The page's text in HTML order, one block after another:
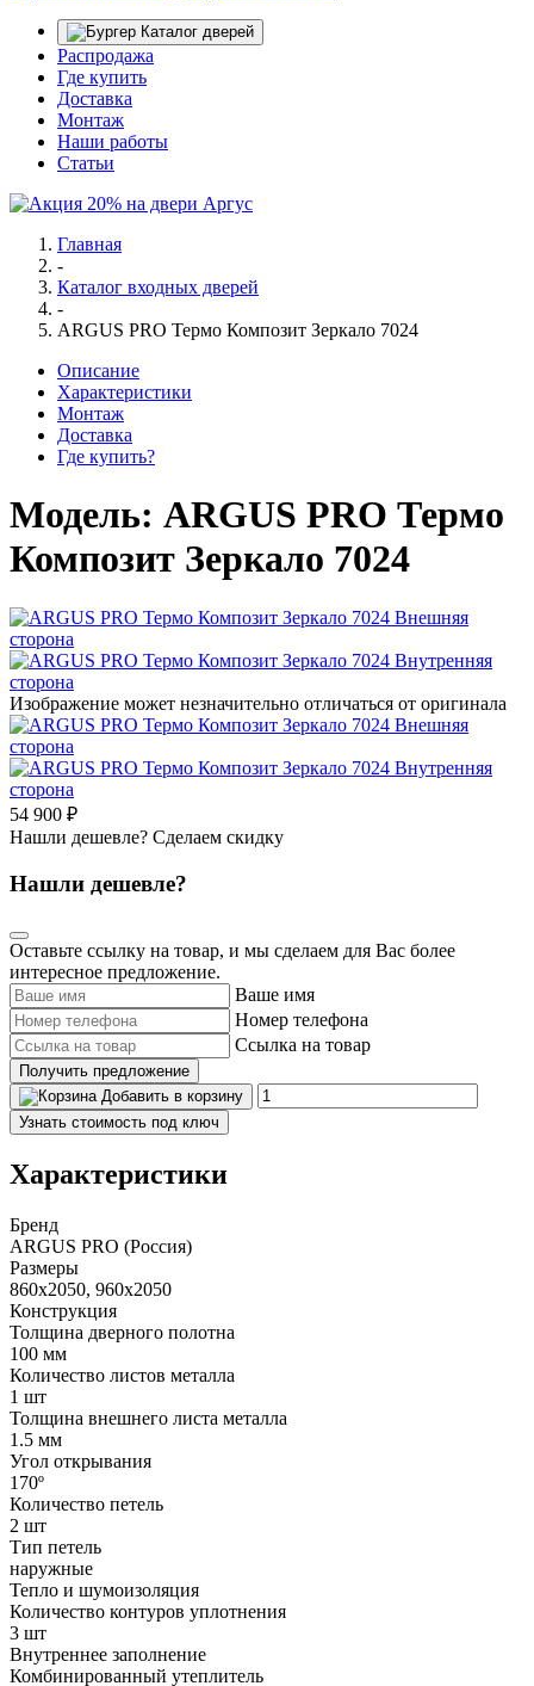
Каталог дверей
Распродажа
Где купить
Доставка
Монтаж
Наши работы
Статьи
Главная
-
Каталог входных дверей
-
ARGUS PRO Термо Композит Зеркало 7024
Описание
Характеристики
Монтаж
Доставка
Где купить?
Модель: ARGUS PRO Термо
Композит Зеркало 7024
Изображение может незначительно отличаться от оригинала
54 900 ₽
Нашли дешевле? Сделаем скидку
Нашли дешевле?
Оставьте ссылку на товар, и мы сделаем для Вас более
интересное предложение.
Ваше имя
Номер телефона
Ссылка на товар
Получить предложение
Добавить в корзину
Узнать стоимость под ключ
Характеристики
Бренд
ARGUS PRO (Россия)
Размеры
860x2050, 960x2050
Конструкция
Толщина дверного полотна
100 мм
Количество листов металла
1 шт
Толщина внешнего листа металла
1.5 мм
Угол открывания
170º
Количество петель
2 шт
Тип петель
наружные
Тепло и шумоизоляция
Количество контуров уплотнения
3 шт
Внутреннее заполнение
Комбинированный утеплитель